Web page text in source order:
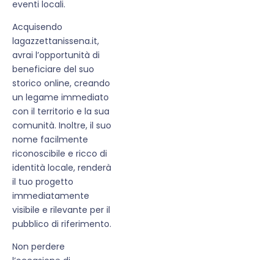
eventi locali.
Acquisendo
lagazzettanissena.it,
avrai l’opportunità di
beneficiare del suo
storico online, creando
un legame immediato
con il territorio e la sua
comunità. Inoltre, il suo
nome facilmente
riconoscibile e ricco di
identità locale, renderà
il tuo progetto
immediatamente
visibile e rilevante per il
pubblico di riferimento.
Non perdere